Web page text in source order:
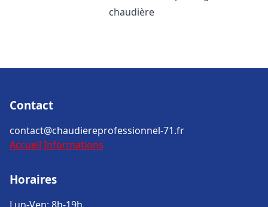
chaudière
Contact
contact@chaudiereprofessionnel-71.fr
Accueil Informations
Horaires